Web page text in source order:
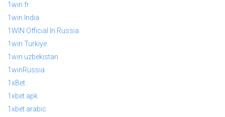
1win fr
1win India
1WIN Official In Russia
1win Turkiye
1win uzbekistan
1winRussia
1xBet
1xbet apk
1xbet arabic